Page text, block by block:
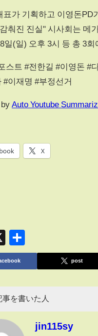
표가 기획하고 이영돈PD
춰진 진실" 시사회는 메
일(일) 오후 3시 등 총 3회
스트 #전한길 #이영돈 #
#이재명 #부정선거
by Auto Youtube
X
X
有
post
事を書いた人
jin115sy